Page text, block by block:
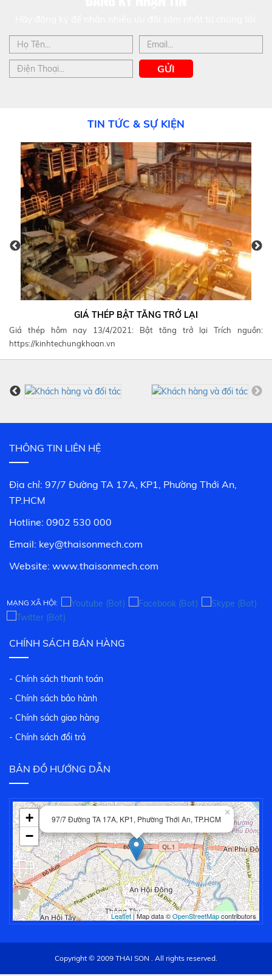
GỬI
TIN TỨC & SỰ KIỆN
GIÁ THÉP BẬT TĂNG TRỞ LẠI
Giá thép hôm nay 13/4/2021: Bật tăng trở lại Trích nguồn:
https://kinhtechungkhoan.vn
THÔNG TIN LIÊN HỆ
Địa chỉ: 97/7 Đường TA 17A, KP1, Phường Thới An,
TP.HCM
Hotline: 0902 530 000
Email: key@thaisonmech.com
Website: www.thaisonmech.com
MẠNG XÃ HỘI:
CHÍNH SÁCH BÁN HÀNG
- Chính sách thanh toán
- Chính sách bảo hành
- Chính sách giao hàng
- Chính sách đổi trả
BẢN ĐỒ HƯỚNG DẪN
97/7 Đường TA 17A, KP1, Phường Thới An, TP.HCM
×
+
−
Leaflet| Map data ©OpenStreetMapcontributors
Copyright © 2009 THAI SON . All rights reserved.